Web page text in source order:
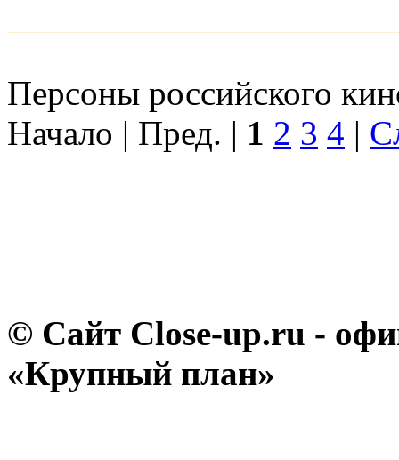
Персоны российского
Начало | Пред. | 1 2 3 4 |
© Сайт Close-up.ru -
«Крупный план»